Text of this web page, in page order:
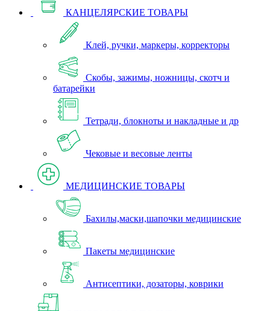
КАНЦЕЛЯРСКИЕ ТОВАРЫ
Клей, ручки, маркеры, корректоры
Скобы, зажимы, ножницы, скотч и
батарейки
Тетради, блокноты и накладные и др
Чековые и весовые ленты
МЕДИЦИНСКИЕ ТОВАРЫ
Бахилы,маски,шапочки медицинские
Пакеты медицинские
Антисептики, дозаторы, коврики